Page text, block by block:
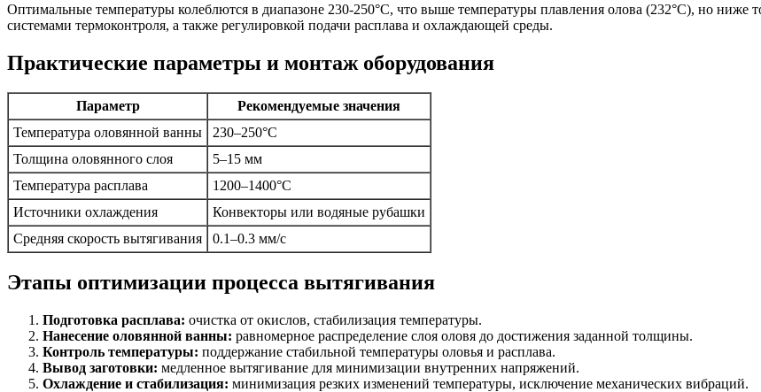
Оптимальные температуры колеблются в диапазоне 230-250°C, что выше температуры плавления олова (232°C), но ниже
системами термоконтроля, а также регулировкой подачи расплава и охлаждающей среды.
Практические параметры и монтаж оборудования
Параметр
Рекомендуемые значения
Температура оловянной ванны
230–250°C
Толщина оловянного слоя
5–15 мм
Температура расплава
1200–1400°C
Источники охлаждения
Конвекторы или водяные рубашки
Средняя скорость вытягивания
0.1–0.3 мм/с
Этапы оптимизации процесса вытягивания
Подготовка расплава: очистка от окислов, стабилизация температуры.
Нанесение оловянной ванны: равномерное распределение слоя оловя до достижения заданной толщины.
Контроль температуры: поддержание стабильной температуры оловья и расплава.
Вывод заготовки: медленное вытягивание для минимизации внутренних напряжений.
Охлаждение и стабилизация: минимизация резких изменений температуры, исключение механических вибраций.